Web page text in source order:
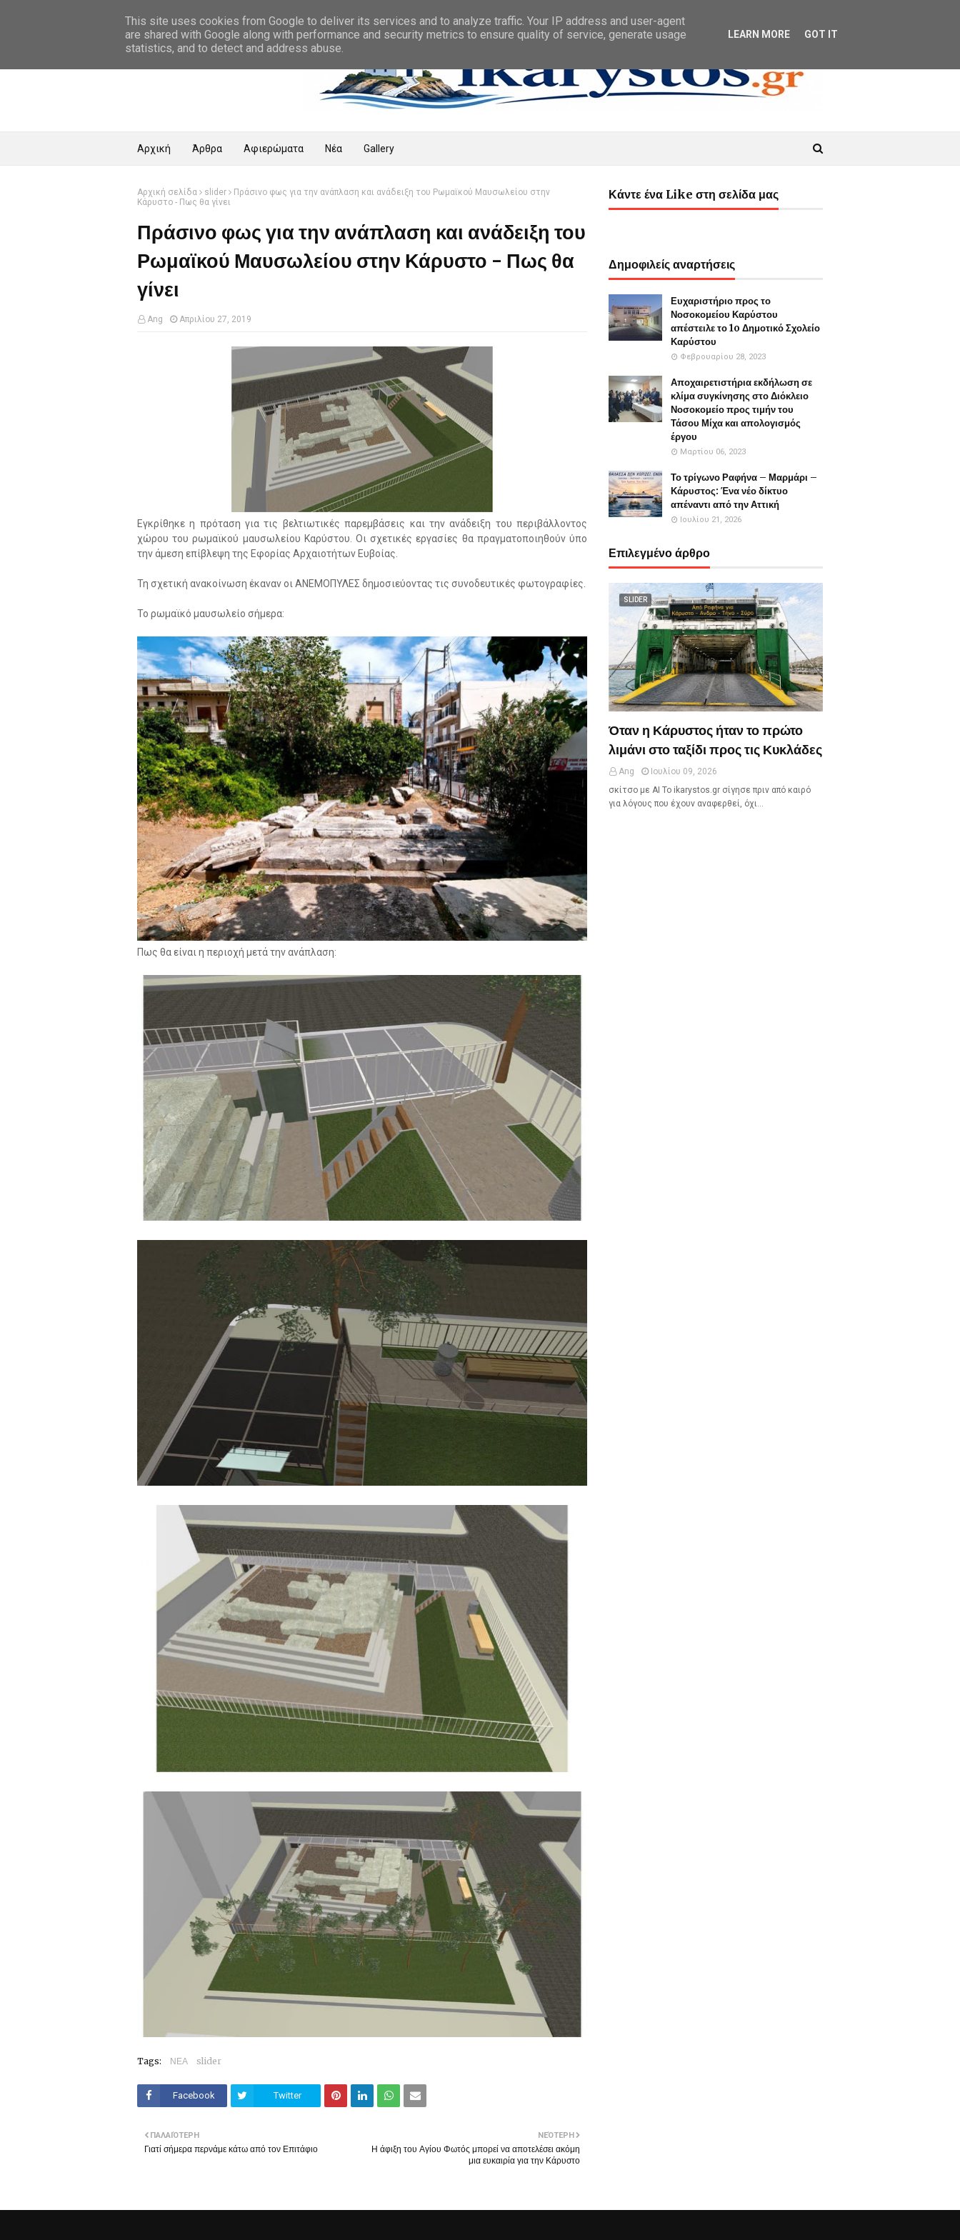
Αρχική Άρθρα Αφιερώματα Νέα Gallery
Αρχική σελίδα slider
Πράσινο φως για την ανάπλαση και ανάδειξη του Ρωμαϊκού Μαυσωλείου στην
Κάρυστο - Πως θα γίνει
Πράσινο φως για την ανάπλαση και ανάδειξη του
Ρωμαϊκού Μαυσωλείου στην Κάρυστο - Πως θα
γίνει
Ang Απριλίου 27, 2019
Εγκρίθηκε η πρόταση για τις βελτιωτικές παρεμβάσεις και την ανάδειξη του περιβάλλοντος
χώρου του ρωμαϊκού μαυσωλείου Καρύστου. Οι σχετικές εργασίες θα πραγματοποιηθούν ύπο
την άμεση επίβλεψη της Εφορίας Αρχαιοτήτων Ευβοίας.
Τη σχετική ανακοίνωση έκαναν οι ΑΝΕΜΟΠΥΛΕΣ δημοσιεύοντας τις συνοδευτικές φωτογραφίες.
Το ρωμαϊκό μαυσωλείο σήμερα:
Πως θα είναι η περιοχή μετά την ανάπλαση:
Tags: ΝΕΑ slider
Facebook Twitter
ΝΕΌΤΕΡΗ
Η άφιξη του Αγίου Φωτός μπορεί να αποτελέσει ακόμη
μια ευκαιρία για την Κάρυστο
ΠΑΛΑΙΌΤΕΡΗ
Γιατί σήμερα περνάμε κάτω από τον Επιτάφιο
Κάντε ένα Like στη σελίδα μας
Δημοφιλείς αναρτήσεις
Ευχαριστήριο προς το
Νοσοκομείου Καρύστου
απέστειλε το 1o Δημοτικό Σχολείο
Καρύστου
Φεβρουαρίου 28, 2023
Αποχαιρετιστήρια εκδήλωση σε
κλίμα συγκίνησης στο Διόκλειο
Νοσοκομείο προς τιμήν του
Τάσου Μίχα και απολογισμός
έργου
Μαρτίου 06, 2023
Το τρίγωνο Ραφήνα – Μαρμάρι –
Κάρυστος: Ένα νέο δίκτυο
απέναντι από την Αττική
Ιουλίου 21, 2026
Επιλεγμένο άρθρο
SLIDER
Όταν η Κάρυστος ήταν το πρώτο
λιμάνι στο ταξίδι προς τις Κυκλάδες
Ang
Ιουλίου 09, 2026
σκίτσο με ΑΙ Το ikarystos.gr σίγησε πριν από καιρό
για λόγους που έχουν αναφερθεί, όχι…
This site uses cookies from Google to deliver its services and to analyze traffic. Your IP address and user-agent
are shared with Google along with performance and security metrics to ensure quality of service, generate usage
statistics, and to detect and address abuse.
LEARN MORE GOT IT